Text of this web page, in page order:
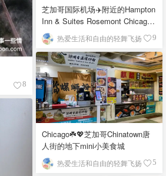
8
芝加哥国际机场✈️附近的Hampton
Inn & Suites Rosemont Chicago
O'Hare自助早餐
热爱生活和自由的轻舞飞扬 9
Chicago☘️💖芝加哥Chinatown唐
人街的地下mini小美食城
热爱生活和自由的轻舞飞扬 5